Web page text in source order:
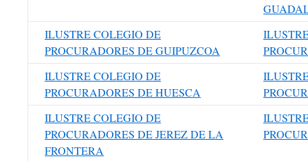
ILUSTRE COLEGIO DE
PROCURADORES DE GUIPUZCOA
ILUSTRE COLEGIO DE
PROCURADORES DE HUESCA
ILUSTRE COLEGIO DE
PROCURADORES DE JEREZ DE LA
FRONTERA